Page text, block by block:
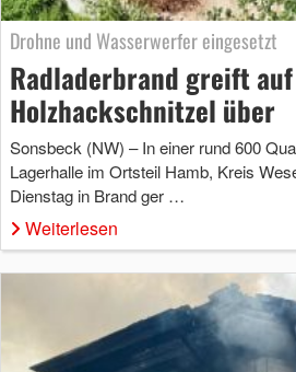
Drohne und Wasserwerfer eingesetzt
Radladerbrand greift auf
Holzhackschnitzel über
Sonsbeck (NW) – In einer rund 600
Lagerhalle im Ortsteil Hamb, Kreis
Dienstag in Brand ger …
Weiterlesen